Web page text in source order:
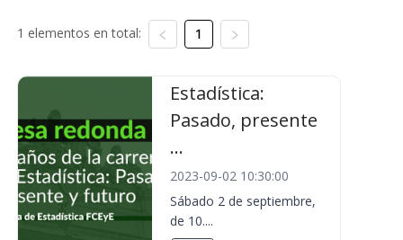
1 elementos en total: 1
Estadística:
Pasado, presente
...
2023-09-02 10:30:00
Sábado 2 de septiembre,
de 10....